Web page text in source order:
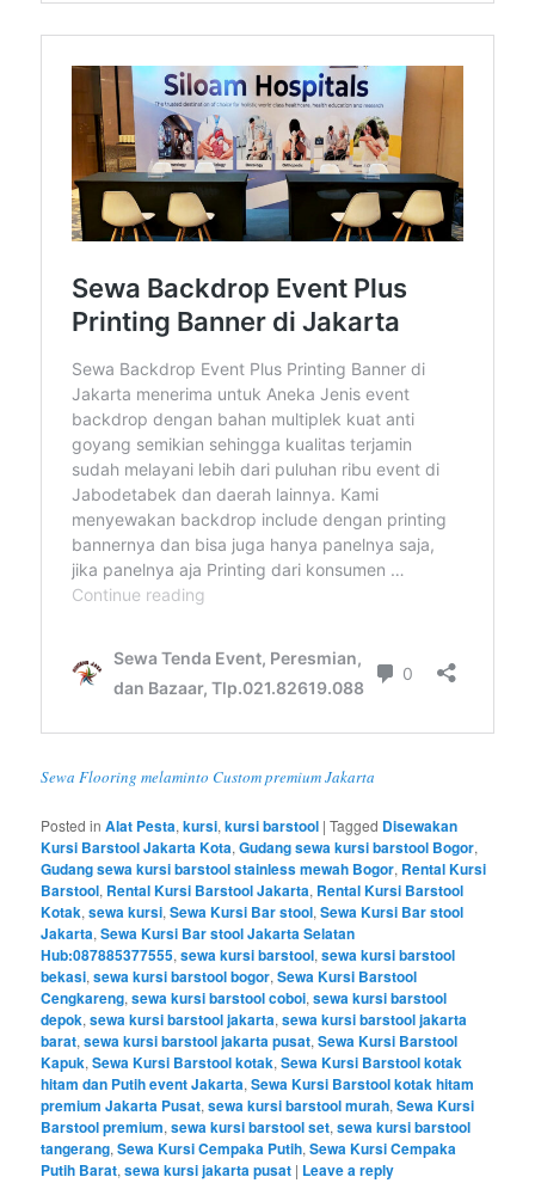
Sewa Flooring melaminto Custom premium Jakarta
Posted in Alat Pesta,kursi,kursi barstool |Tagged Disewakan
Kursi Barstool Jakarta Kota,Gudang sewa kursi barstool Bogor,
Gudang sewa kursi barstool stainless mewah Bogor, Rental Kursi
Barstool, Rental Kursi Barstool Jakarta, Rental Kursi Barstool
Kotak,sewa kursi,Sewa Kursi Bar stool,Sewa Kursi Bar stool
Jakarta,Sewa Kursi Bar stool Jakarta Selatan
Hub:087885377555,sewa kursi barstool,sewa kursi barstool
bekasi,sewa kursi barstool bogor,Sewa Kursi Barstool
Cengkareng,sewa kursi barstool coboi,sewa kursi barstool
depok,sewa kursi barstool jakarta,sewa kursi barstool jakarta
barat,sewa kursi barstool jakarta pusat,Sewa Kursi Barstool
Kapuk,Sewa Kursi Barstool kotak,Sewa Kursi Barstool kotak
hitam dan Putih event Jakarta,Sewa Kursi Barstool kotak hitam
premium Jakarta Pusat,sewa kursi barstool murah,Sewa Kursi
Barstool premium,sewa kursi barstool set,sewa kursi barstool
tangerang,Sewa Kursi Cempaka Putih,Sewa Kursi Cempaka
Putih Barat,sewa kursi jakarta pusat | Leave a reply